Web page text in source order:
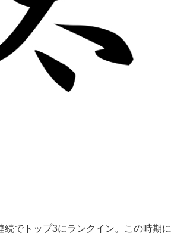
でトップ3にランクイン。この時期に